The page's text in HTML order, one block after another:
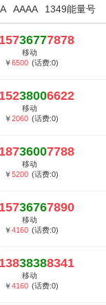
...
1349能量号
AAAA
15736777878
移动
￥6500 (话费:0)
15238006622
移动
￥2060 (话费:0)
18736007788
移动
￥5200 (话费:0)
15736767890
移动
￥4160 (话费:0)
13838388341
移动
￥4160 (话费:0)